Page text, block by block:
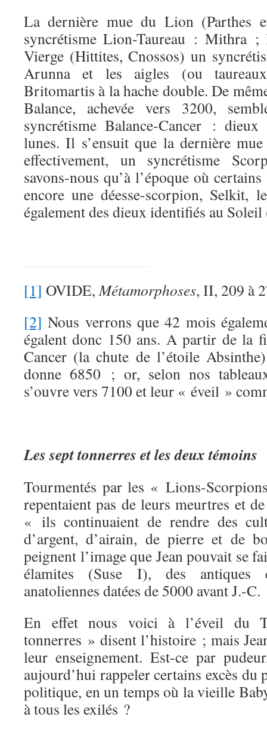
La dernière mue du Lion (Parthes
syncrétisme Lion-Taureau : Mithra
Vierge (Hittites, Cnossos) un
Arunna et les aigles (ou
Britomartis à la hache double. De
Balance, achevée vers 3200,
syncrétisme Balance-Cancer : dieux
lunes. Il s’ensuit que la dernière
effectivement, un syncrétisme
savons-nous qu’à l’époque où
encore une déesse-scorpion, Selkit,
également des dieux identifiés au
[1] OVIDE, Métamorphoses, II, 209 à
[2] Nous verrons que 42 mois
égalent donc 150 ans. A partir de la
Cancer (la chute de l’étoile
donne 6850 ; or, selon nos
s’ouvre vers 7100 et leur « éveil »
Les sept tonnerres et les deux témoins
Tourmentés par les « Lions-
repentaient pas de leurs meurtres et
« ils continuaient de rendre des
d’argent, d’airain, de pierre et de
peignent l’image que Jean pouvait se
élamites (Suse I), des antiques
anatoliennes datées de 5000 avant J.-C.
En effet nous voici à l’éveil du
tonnerres » disent l’histoire ; mais
leur enseignement. Est-ce par
aujourd’hui rappeler certains excès
politique, en un temps où la vieille
à tous les exilés ?